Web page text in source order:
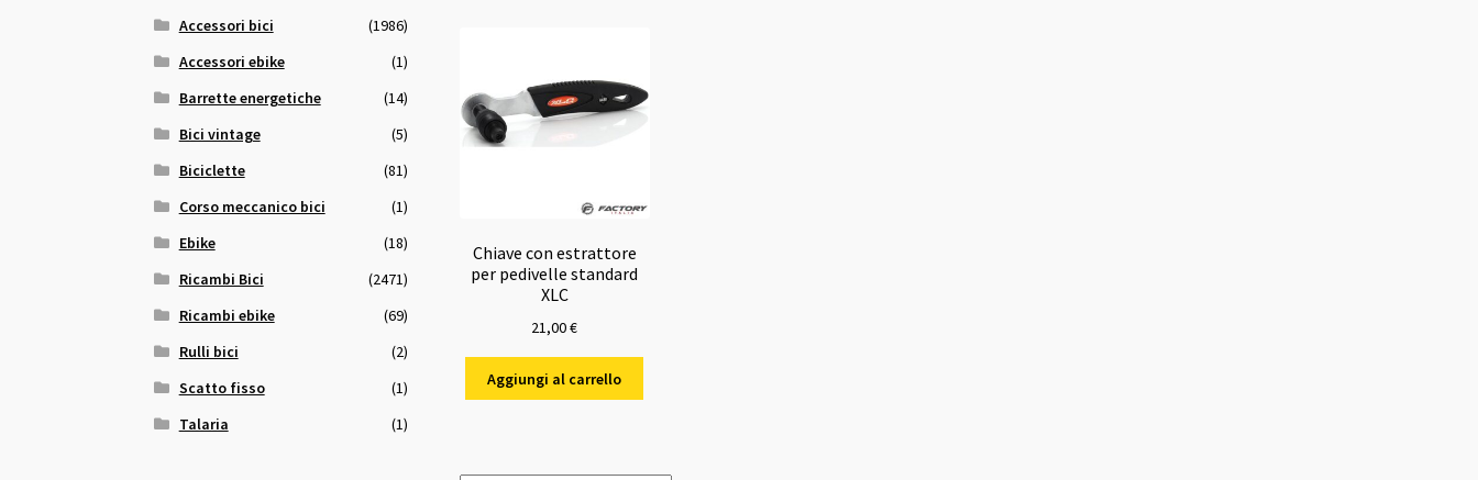
Chiave con estrattore
per pedivelle standard
XLC
21,00€
Aggiungi al carrello
Accessori bici
(1986)
Accessori ebike
(1)
Barrette energetiche
(14)
Bici vintage
(5)
Biciclette
(81)
Corso meccanico bici
(1)
Ebike
(18)
Ricambi Bici
(2471)
Ricambi ebike
(69)
Rulli bici
(2)
Scatto fisso
(1)
Talaria
(1)